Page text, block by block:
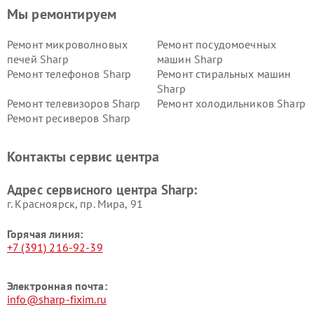
Мы ремонтируем
Ремонт микроволновых
печей Sharp
Ремонт посудомоечных
машин Sharp
Ремонт телефонов Sharp
Ремонт стиральных машин
Sharp
Ремонт телевизоров Sharp
Ремонт холодильников Sharp
Ремонт ресиверов Sharp
Контакты сервис центра
Адрес сервисного центра Sharp:
г. Красноярск, ​пр. Мира, 91
Горячая линия:
+7 (391) 216-92-39
Электронная почта:
info@sharp-fixim.ru